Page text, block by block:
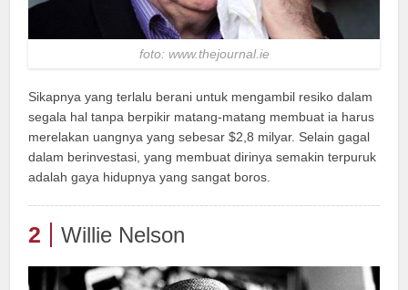
foto: www.thejournal.ie
Sikapnya yang terlalu berani untuk mengambil resiko dalam
segala hal tanpa berpikir matang-matang membuat ia harus
merelakan uangnya yang sebesar $2,8 milyar. Selain gagal
dalam berinvestasi, yang membuat dirinya semakin terpuruk
adalah gaya hidupnya yang sangat boros.
2 Willie Nelson